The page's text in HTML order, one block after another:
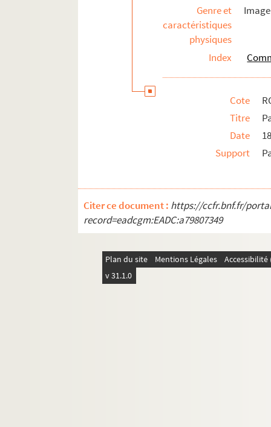
Genre et
caractéristiques
physiques
Index
Cote
Titre
Date
Support
Citer ce document : https://ccfr.bnf.fr/
record=eadcgm:EADC:a79807349
Plan du site Mentions Légales
v 31.1.0